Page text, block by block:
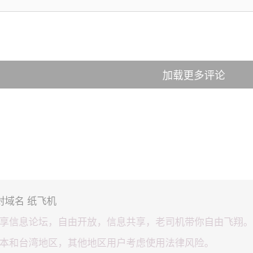
加载更多评论
域名 纸飞机
信息论坛，自由开放，信息共享，老司机带你自由飞翔。
和台湾地区，其他地区用户考虑使用法律风险。